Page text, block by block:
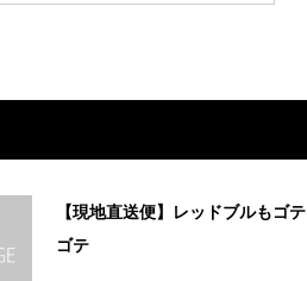
【現地直送便】レッドブルもゴテ
ゴテ